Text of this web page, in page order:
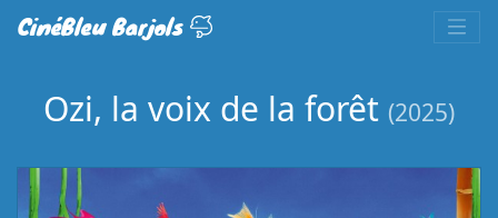
CinéBleu Barjols
Ozi, la voix de la forêt (2025)